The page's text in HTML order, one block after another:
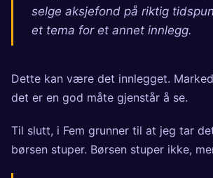
selge aksjefond på riktig
et tema for et annet innlegg.
Dette kan være det innlegget.
det er en god måte gjenstår å se.
Til slutt, i Fem grunner til at jeg tar
børsen stuper. Børsen stuper ikke,